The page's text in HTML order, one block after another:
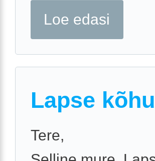
Loe edasi
Lapse
Tere,